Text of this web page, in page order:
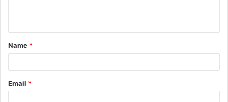
Name *
Email *